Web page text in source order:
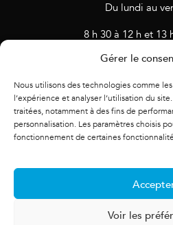
Gérer le
Nous utilisons des technologies comme
l’expérience et analyser l’utilisation du
traitées, notamment à des fins de
personnalisation. Les paramètres choisis
fonctionnement de certaines
Voir les
Du lundi au
8 h 30 à 12 h et 13
* Horaires sujets à changement